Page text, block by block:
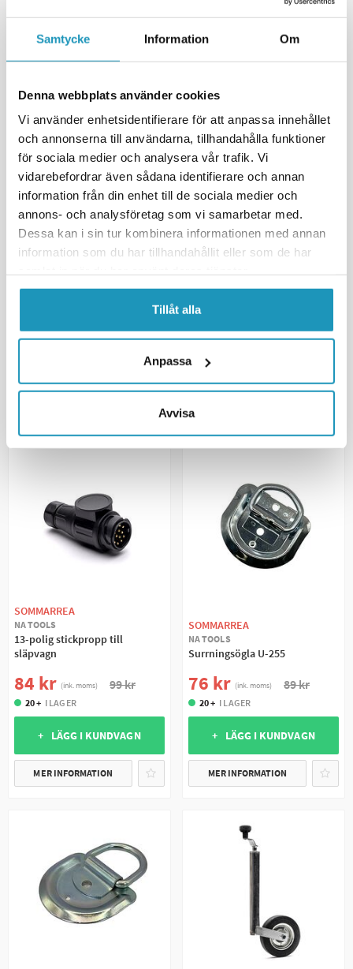
Samtycke Information Om
Denna webbplats använder cookies
Vi använder enhetsidentifierare för att anpassa innehållet
och annonserna till användarna, tillhandahålla funktioner
för sociala medier och analysera vår trafik. Vi
vidarebefordrar även sådana identifierare och annan
information från din enhet till de sociala medier och
annons- och analysföretag som vi samarbetar med.
Dessa kan i sin tur kombinera informationen med annan
information som du har tillhandahållit eller som de har
Tillåt alla
Anpassa
Avvisa
+ LÄGG I KUNDVAGN + LÄGG I KUNDVAGN
SOMMARREA
Stickpropp 7-pol till släpvagn
20 + I LAGER
SOMMARREA
7-polig stickdosa till släpvagn
33 kr
20 + I LAGER
SOMMARREA
NA TOOLS
13-polig stickpropp till
släpvagn
84 kr (ink. moms) 99 kr
20 + I LAGER
+ LÄGG I KUNDVAGN
MER INFORMATION
SOMMARREA
NA TOOLS
Surrningsögla U-255
76 kr (ink. moms) 89 kr
20 + I LAGER
+ LÄGG I KUNDVAGN
MER INFORMATION